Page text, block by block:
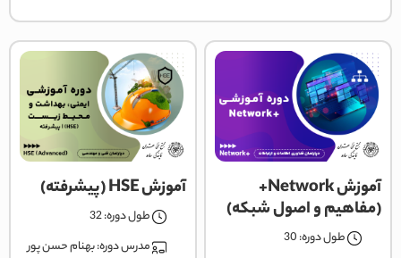
آموزش Network+
(مفاهیم و اصول شبکه)
طول دوره: 30
آموزش HSE (پیشرفته)
طول دوره: 32
مدرس دوره:بهنام حسن پور